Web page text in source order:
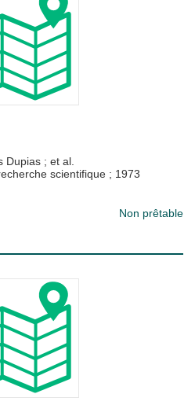
Dupias ; et al.
scientifique ; 1973
Non prêtable